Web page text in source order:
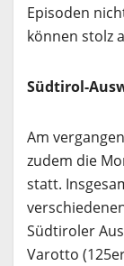
Episoden
können stolz
Südtirol-
Am
zudem die
statt.
Südtiroler
Varotto